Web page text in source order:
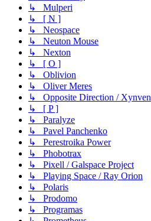
↳ Mulperi
↳ [ N ]
↳ Neospace
↳ Neuton Mouse
↳ Nexton
↳ [ O ]
↳ Oblivion
↳ Oliver Meres
↳ Opposite Direction / Xynven
↳ [ P ]
↳ Paralyze
↳ Pavel Panchenko
↳ Perestroika Power
↳ Phobotrax
↳ Pixell / Galspace Project
↳ Playing Space / Ray Orion
↳ Polaris
↳ Prodomo
↳ Programas